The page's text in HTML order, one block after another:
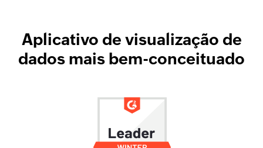
Aplicativo de visualização de
dados mais bem-conceituado